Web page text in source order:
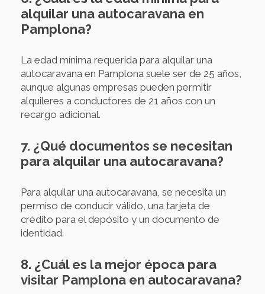
alquilar una autocaravana en
Pamplona?
La edad mínima requerida para alquilar una
autocaravana en Pamplona suele ser de 25 años,
aunque algunas empresas pueden permitir
alquileres a conductores de 21 años con un
recargo adicional.
7. ¿Qué documentos se necesitan
para alquilar una autocaravana?
Para alquilar una autocaravana, se necesita un
permiso de conducir válido, una tarjeta de
crédito para el depósito y un documento de
identidad.
8. ¿Cuál es la mejor época para
visitar Pamplona en autocaravana?